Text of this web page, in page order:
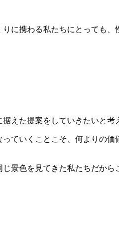
に携わる私たちにとっても、
えた提案をしていきたいと考
ていくことこそ、何よりの価
景色を見てきた私たちだから